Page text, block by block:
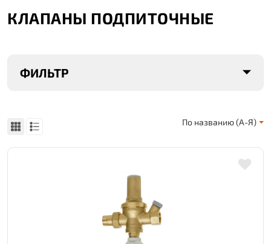
КЛАПАНЫ ПОДПИТОЧНЫЕ
ФИЛЬТР
По названию (А-Я)